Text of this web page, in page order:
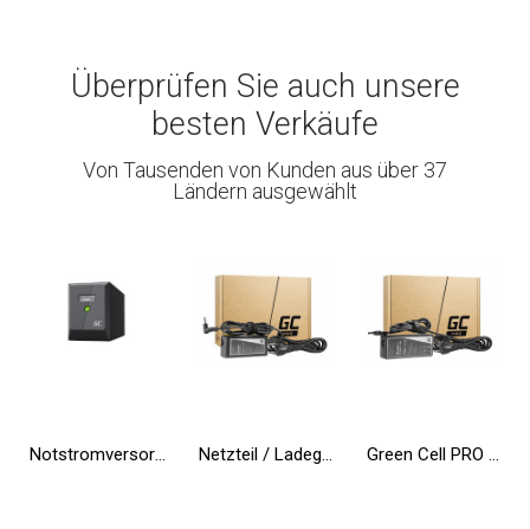
Überprüfen Sie auch unsere
besten Verkäufe
Von Tausenden von Kunden aus über 37
Ländern ausgewählt
Notstromversorgung UPS Greencell 2000VA 1200W PowerProof mit LCD-Display Netzteil / Ladegerät Green Cell PRO 19.5V 3.33A 65W für HP 250 G2 G3 G4 G5 15-R 15-R100NW 15-R101NW 15-R104NW 15-R233NW 15-R253N Green Cell PRO ® Netzteil / Ladegerät für Laptop Toshiba Satellite A200 L350 A300 A500 A505 A350D A660 L350 L300D